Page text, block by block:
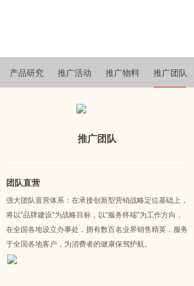
产品研究 推广活动 推广物料 推广团队
推广团队
强大团队直营体系：在承接创新型营销战略定位基础上，
将以“品牌建设”为战略目标，以“服务终端”为工作方向，
在全国各地设立办事处，拥有数百名业界销售精英，服务
于全国各地客户，为消费者的健康保驾护航。
团队直营